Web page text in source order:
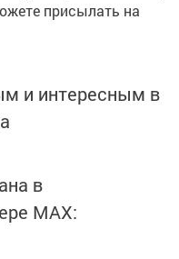
присылать на
и интересным в
в
MАХ: